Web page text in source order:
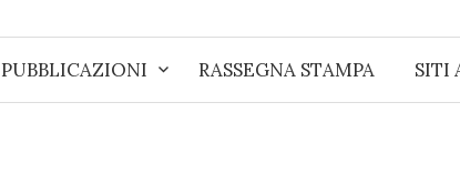
PUBBLICAZIONI RASSEGNA STAMPA SITI